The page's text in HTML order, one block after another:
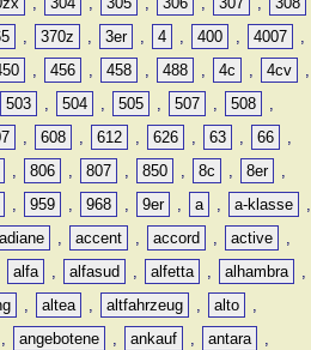
, 370z , 3er , 4 , 400 , 4007
,
, 456 , 458 , 488 , 4c , 4cv
,
503 , 504 , 505 , 507 , 508
,
, 608 , 612 , 626 , 63 , 66
,
, 806 , 807 , 850 , 8c , 8er
,
, 959 , 968 , 9er , a , a-klasse
,
, accent , accord , active
,
alfa , alfasud , alfetta , alhambra
,
, altea , altfahrzeug , alto
,
, angebotene , ankauf , antara
,